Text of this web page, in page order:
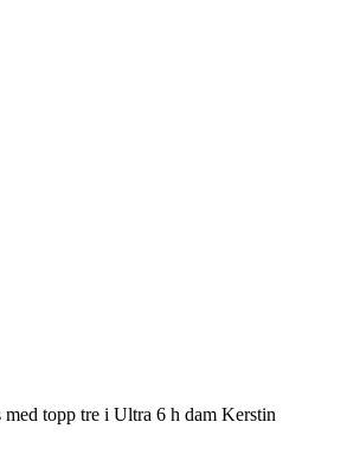
topp tre i Ultra 6 h dam Kerstin